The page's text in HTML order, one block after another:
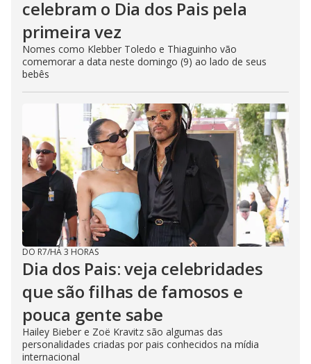
celebram o Dia dos Pais pela
primeira vez
Nomes como Klebber Toledo e Thiaguinho vão
comemorar a data neste domingo (9) ao lado de seus
bebês
DO R7/HÁ 3 HORAS
Dia dos Pais: veja celebridades
que são filhas de famosos e
pouca gente sabe
Hailey Bieber e Zoë Kravitz são algumas das
personalidades criadas por pais conhecidos na mídia
internacional